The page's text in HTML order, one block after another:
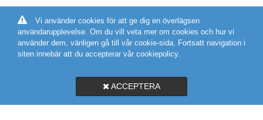
Vi använder cookies för att ge dig en överlägsen
användarupplevelse. Om du vill veta mer om cookies och hur vi
använder dem, vänligen gå till vår cookie-sida. Fortsatt navigation i
siten innebär att du accepterar vår cookiepolicy.
ACCEPTERA